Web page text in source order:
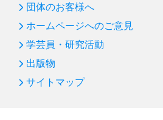
団体のお客様へ
ホームページへのご意見
学芸員・研究活動
出版物
サイトマップ